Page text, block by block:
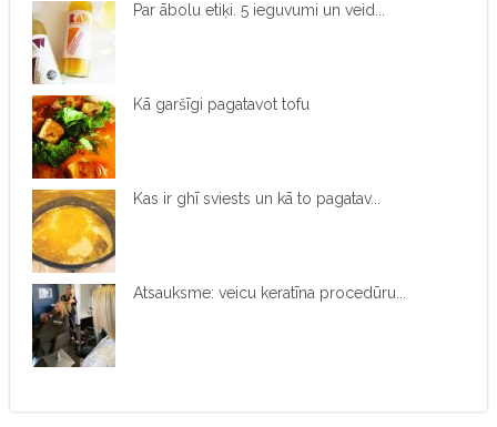
Par ābolu etiķi. 5 ieguvumi un veid...
Kā garšīgi pagatavot tofu
Kas ir ghī sviests un kā to pagatav...
Atsauksme: veicu keratīna procedūru...